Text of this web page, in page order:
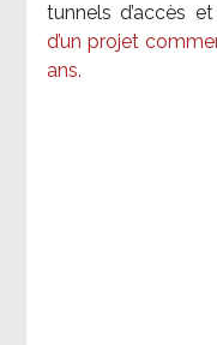
tunnels d’accès
d’un projet
ans.